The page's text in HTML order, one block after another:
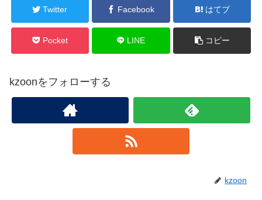
Twitter Facebook はてブ
Pocket LINE コピー
kzoonをフォローする
kzoon